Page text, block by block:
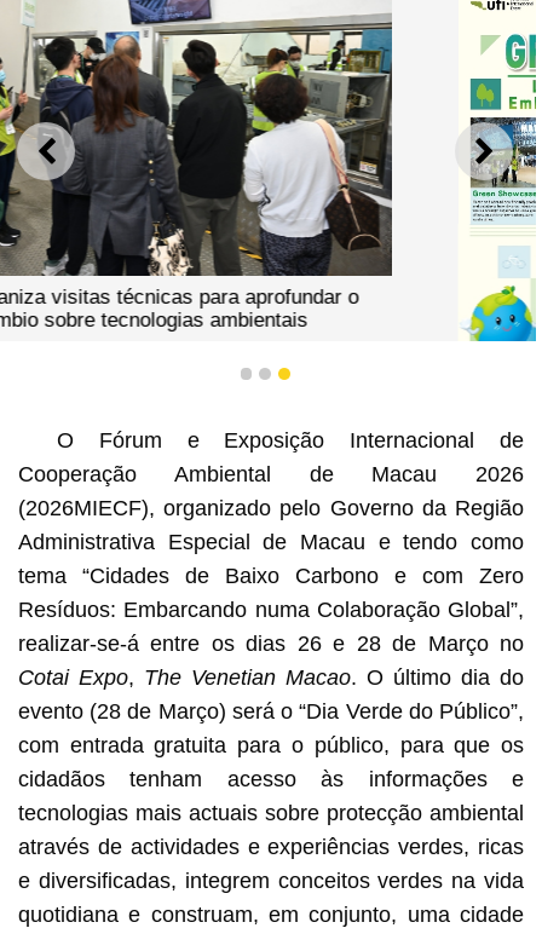
ANTERIOR
entrada gratuita no “dia verde do público” do 2026miecf
vamos adoptar juntos um estilo de vida de baixo carbono
e com zero resíduos
1 2 3
O Fórum e Exposição Internacional de
Cooperação Ambiental de Macau 2026
(2026MIECF), organizado pelo Governo da Região
Administrativa Especial de Macau e tendo como
tema “Cidades de Baixo Carbono e com Zero
Resíduos: Embarcando numa Colaboração Global”,
realizar-se-á entre os dias 26 e 28 de Março no
Cotai Expo, The Venetian Macao. O último dia do
evento (28 de Março) será o “Dia Verde do Público”,
com entrada gratuita para o público, para que os
cidadãos tenham acesso às informações e
tecnologias mais actuais sobre protecção ambiental
através de actividades e experiências verdes, ricas
e diversificadas, integrem conceitos verdes na vida
quotidiana e construam, em conjunto, uma cidade